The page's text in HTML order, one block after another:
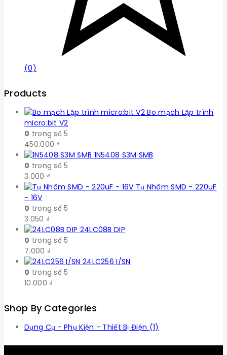
(0)
Products
Bo mạch Lập trình
micro:bit V2
0 trong số 5
450.000 ₫
1N5408 S3M SMB
0 trong số 5
3.000 ₫
Tụ Nhôm SMD - 220uF
- 16V
0 trong số 5
3.050 ₫
24LC08B DIP
0 trong số 5
7.000 ₫
24LC256 I/SN
0 trong số 5
10.000 ₫
Shop By Categories
Dụng Cụ - Phụ Kiện - Thiết Bị Điện (1)